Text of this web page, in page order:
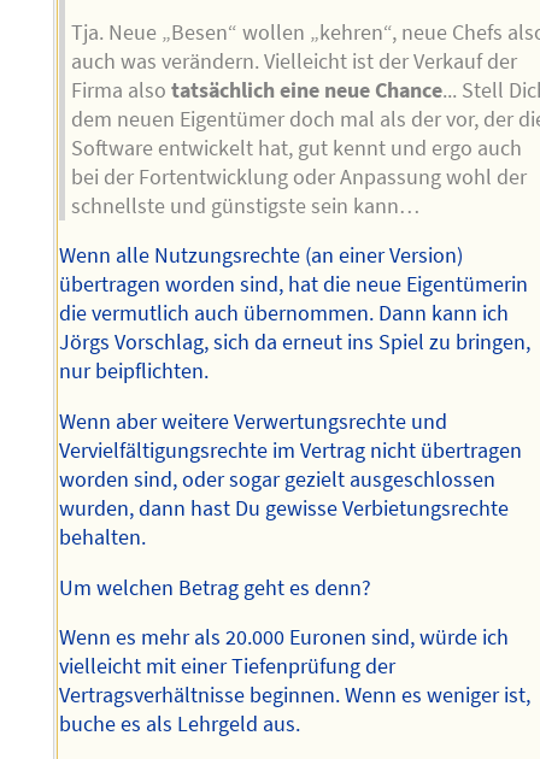
Tja. Neue „Besen“ wollen „kehren“, neue Chefs
auch was verändern. Vielleicht ist der Verkauf der
Firma alsotatsächlich eine neue Chance... Stell
dem neuen Eigentümer doch mal als der vor, der
Software entwickelt hat, gut kennt und ergo auch
bei der Fortentwicklung oder Anpassung wohl der
schnellste und günstigste sein kann…
Wenn alle Nutzungsrechte (an einer Version)
übertragen worden sind, hat die neue Eigentümerin
die vermutlich auch übernommen. Dann kann ich
Jörgs Vorschlag, sich da erneut ins Spiel zu bringen,
nur beipflichten.
Wenn aber weitere Verwertungsrechte und
Vervielfältigungsrechte im Vertrag nicht übertragen
worden sind, oder sogar gezielt ausgeschlossen
wurden, dann hast Du gewisse Verbietungsrechte
behalten.
Um welchen Betrag geht es denn?
Wenn es mehr als 20.000 Euronen sind, würde ich
vielleicht mit einer Tiefenprüfung der
Vertragsverhältnisse beginnen. Wenn es weniger ist,
buche es als Lehrgeld aus.